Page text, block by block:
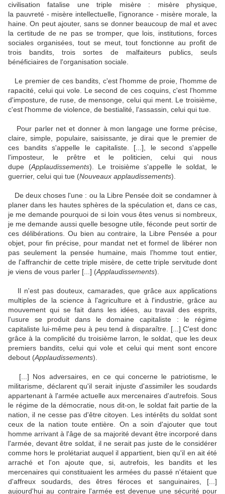
civilisation fatalise une triple misère : misère physique,
la pauvreté - misère intellectuelle, l'ignorance - misère morale, la
haine. On peut ajouter, sans se donner beaucoup de mal et avec
la certitude de ne pas se tromper, que lois, institutions, forces
sociales organisées, tout se meut, tout fonctionne au profit de
trois bandits, trois sortes de malfaiteurs publics, seuls
bénéficiaires de l'organisation sociale.
Le premier de ces bandits, c'est l'homme de proie, l'homme de
rapacité, celui qui vole. Le second de ces coquins, c'est l'homme
d'imposture, de ruse, de mensonge, celui qui ment. Le troisième,
c'est l'homme de violence, de bestialité, l'assassin, celui qui tue.
Pour parler net et donner à mon langage une forme précise,
claire, simple, populaire, saisissante, je dirai que le premier de
ces bandits s'appelle le capitaliste. [...], le second s'appelle
l'imposteur, le prêtre et le politicien, celui qui nous
dupe (Applaudissements). Le troisième s'appelle le soldat, le
guerrier, celui qui tue (Nouveaux applaudissements).
De deux choses l'une : ou la Libre Pensée doit se condamner à
planer dans les hautes sphères de la spéculation et, dans ce cas,
je me demande pourquoi de si loin vous êtes venus si nombreux,
je me demande aussi quelle besogne utile, féconde peut sortir de
ces délibérations. Ou bien au contraire, la Libre Pensée a pour
objet, pour fin précise, pour mandat net et formel de libérer non
pas seulement la pensée humaine, mais l'homme tout entier,
de l'affranchir de cette triple misère, de cette triple servitude dont
je viens de vous parler [...] (Applaudissements).
Il n'est pas douteux, camarades, que grâce aux applications
multiples de la science à l'agriculture et à l'industrie, grâce au
mouvement qui se fait dans les idées, au travail des esprits,
l'usure se produit dans le domaine capitaliste : le régime
capitaliste lui-même peu à peu tend à disparaître. [...] C'est donc
grâce à la complicité du troisième larron, le soldat, que les deux
premiers bandits, celui qui vole et celui qui ment sont encore
debout (Applaudissements).
[...] Nos adversaires, en ce qui concerne le patriotisme, le
militarisme, déclarent qu'il serait injuste d'assimiler les soudards
appartenant à l'armée actuelle aux mercenaires d'autrefois. Sous
le régime de la démocratie, nous dit-on, le soldat fait partie de la
nation, il ne cesse pas d'être citoyen. Les intérêts du soldat sont
ceux de la nation toute entière. On a soin d'ajouter que tout
homme arrivant à l'âge de sa majorité devant être incorporé dans
l'armée, devant être soldat, il ne serait pas juste de le considérer
comme hors le prolétariat auquel il appartient, bien qu'il en ait été
arraché et l'on ajoute que, si, autrefois, les bandits et les
mercenaires qui constituaient les armées du passé n'étaient que
d'affreux soudards, des êtres féroces et sanguinaires, [...]
aujourd'hui au contraire l'armée est devenue une sécurité pour